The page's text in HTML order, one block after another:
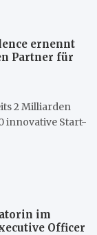
ernennt
Partner für
2 Milliarden
innovative Start-
im
Officer